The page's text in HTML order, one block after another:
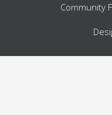
Community